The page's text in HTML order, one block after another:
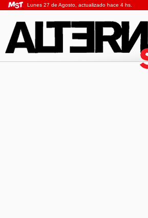
Lunes 27 de Agosto, actualizado hace 4 hs.